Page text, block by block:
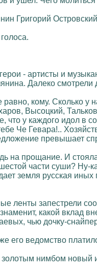
Григорий
- артисты и
Далеко смотрели
кому. Сколько у
Высоцкий,
у каждого идол в
Че Гевара!..
превышает
на прощание. И
части суши? Ну-
земля русская иных
ленты запестрели
какой вклад
чью дочку-
его ведомство
золотым нимбом новый